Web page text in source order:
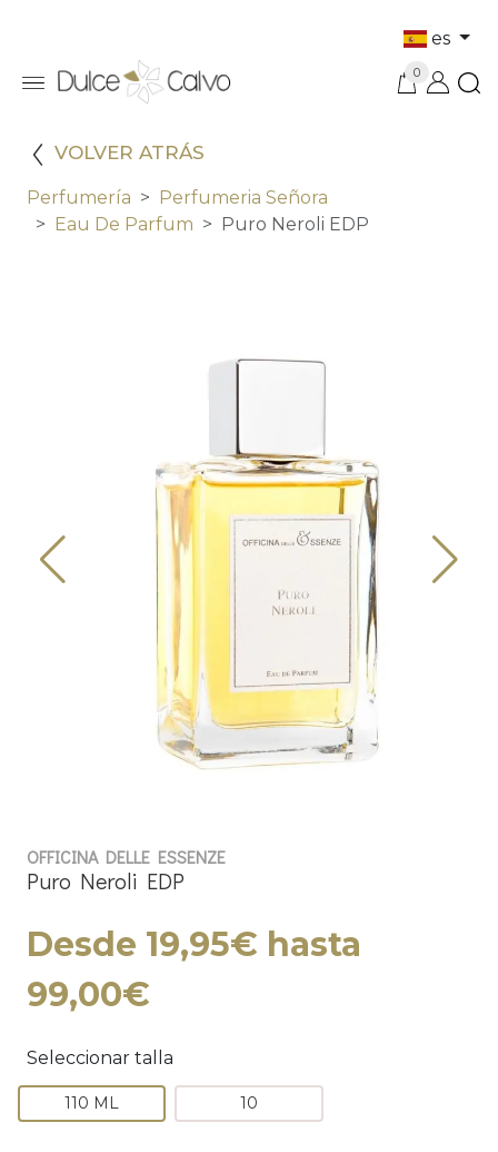
es
0
VOLVER ATRÁS
Perfumería
Perfumeria Señora
Eau De Parfum
Puro Neroli EDP
OFFICINA DELLE ESSENZE
Puro Neroli EDP
Desde 19,95€ hasta
99,00€
Seleccionar talla
110 ML 10